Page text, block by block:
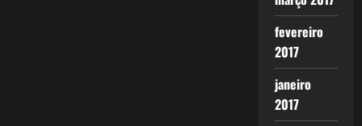
fevereiro
2017
janeiro
2017